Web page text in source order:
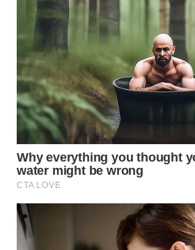
SURABAYA
WN
NATUNA
WN
BINTAN
WN